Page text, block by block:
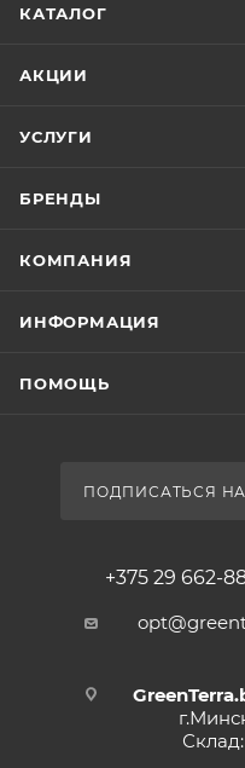
КАТАЛОГ
АКЦИИ
УСЛУГИ
БРЕНДЫ
КОМПАНИЯ
ИНФОРМАЦИЯ
ПОМОЩЬ
ПОДПИСАТЬСЯ
+375 29 662-